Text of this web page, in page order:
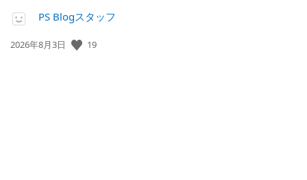
PS Blogスタッフ
公
2026年8月3日 19